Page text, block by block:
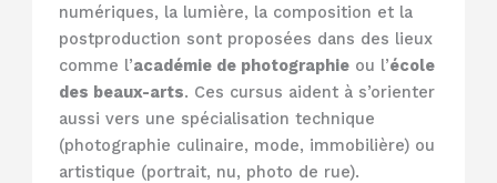
numériques, la lumière, la composition et la
postproduction sont proposées dans des lieux
comme l’académie de photographie ou l’école
des beaux-arts. Ces cursus aident à s’orienter
aussi vers une spécialisation technique
(photographie culinaire, mode, immobilière) ou
artistique (portrait, nu, photo de rue).